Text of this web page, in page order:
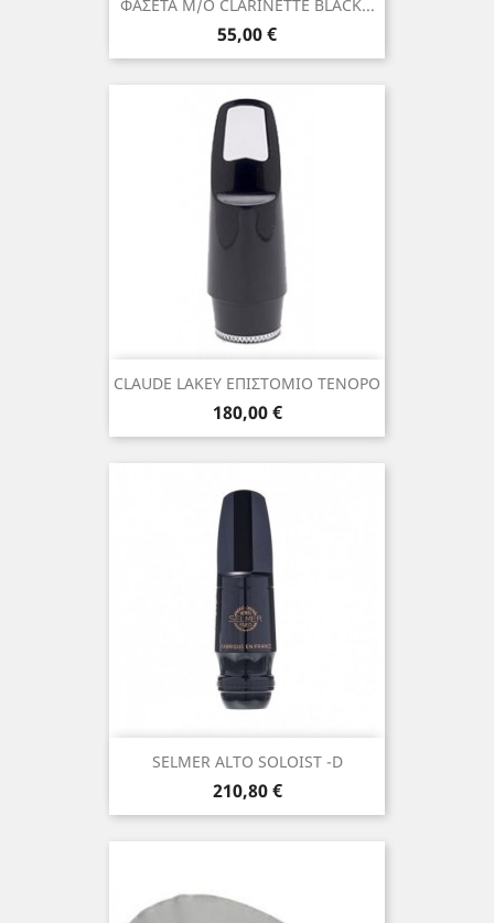
ΦΑΣΕΤΑ Μ/Ο CLARINETTE BLACK...
Τιμή
55,00 €
CLAUDE LAKEY ΕΠΙΣΤΟΜΙΟ ΤΕΝΟΡΟ
Τιμή
180,00 €
SELMER ALTO SOLOIST -D
Τιμή
210,80 €